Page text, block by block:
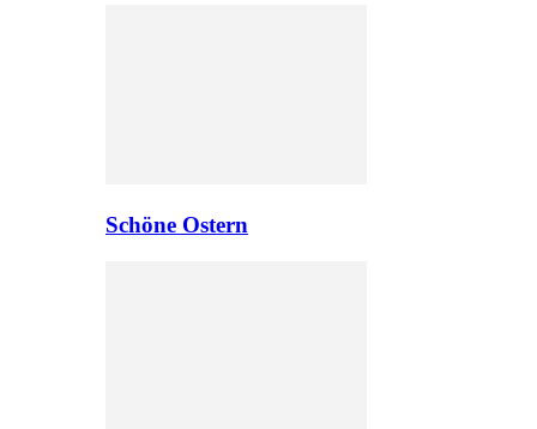
Schöne Ostern